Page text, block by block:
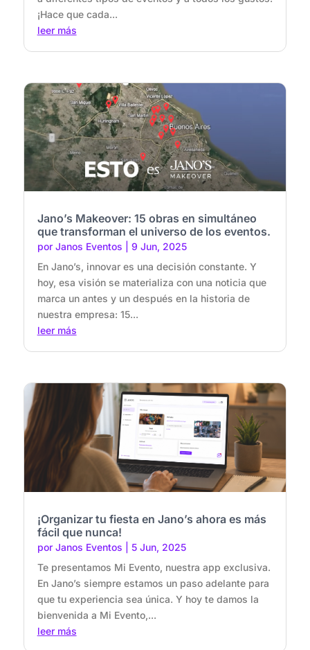
¡Hace que cada...
leer más
Jano’s Makeover: 15 obras en simultáneo
que transforman el universo de los eventos.
por Janos Eventos
9 Jun, 2025
En Jano’s, innovar es una decisión constante. Y
hoy, esa visión se materializa con una noticia que
marca un antes y un después en la historia de
nuestra empresa: 15...
leer más
¡Organizar tu fiesta en Jano’s ahora es más
fácil que nunca!
por Janos Eventos
5 Jun, 2025
Te presentamos Mi Evento, nuestra app exclusiva.
En Jano’s siempre estamos un paso adelante para
que tu experiencia sea única. Y hoy te damos la
bienvenida a Mi Evento,...
leer más